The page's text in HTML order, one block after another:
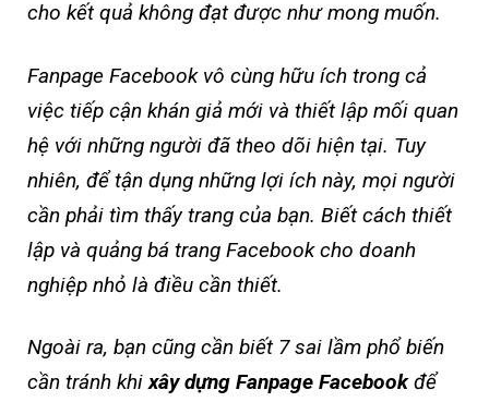
cho kết quả không đạt được như mong muốn.
Fanpage Facebook vô cùng hữu ích trong cả
việc tiếp cận khán giả mới và thiết lập mối quan
hệ với những người đã theo dõi hiện tại. Tuy
nhiên, để tận dụng những lợi ích này, mọi người
cần phải tìm thấy trang của bạn. Biết cách thiết
lập và quảng bá trang Facebook cho doanh
nghiệp nhỏ là điều cần thiết.
Ngoài ra, bạn cũng cần biết 7 sai lầm phổ biến
cần tránh khixây dựng Fanpage Facebookđể